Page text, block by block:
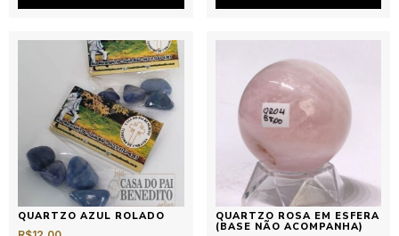
QUARTZO AZUL ROLADO
QUARTZO ROSA EM ESFERA
(BASE NÃO ACOMPANHA)